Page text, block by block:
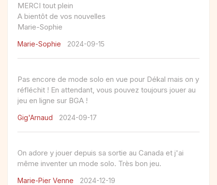
MERCI tout plein
A bientôt de vos nouvelles
Marie-Sophie 2024-09-15
Pas encore de mode solo en vue pour Dékal mais on y
réfléchit ! En attendant, vous pouvez toujours jouer au
Gig'Arnaud 2024-09-17
On adore y jouer depuis sa sortie au Canada et j'ai
Marie-Pier Venne 2024-12-19